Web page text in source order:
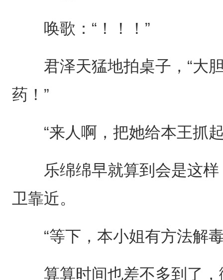
唤歌：“！！！”
君泽天猛地拍桌子，“大胆
药！”
“来人啊，把她给本王抓起
乐绵绵早就算到会是这样
卫靠近。
“等下，本小姐有方法解毒
算算时间也差不多到了，